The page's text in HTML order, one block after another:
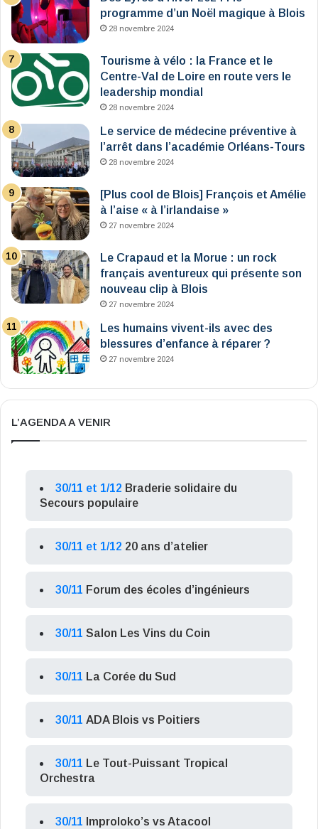
programme d’un Noël magique à Blois
28 novembre 2024
Tourisme à vélo : la France et le
Centre-Val de Loire en route vers le
leadership mondial
28 novembre 2024
Le service de médecine préventive à
l’arrêt dans l’académie Orléans-Tours
28 novembre 2024
[Plus cool de Blois] François et Amélie
à l’aise « à l’irlandaise »
27 novembre 2024
Le Crapaud et la Morue : un rock
français aventureux qui présente son
nouveau clip à Blois
27 novembre 2024
Les humains vivent-ils avec des
blessures d’enfance à réparer ?
27 novembre 2024
L’AGENDA A VENIR
30/11 et 1/12 Braderie solidaire du
Secours populaire
30/11 et 1/12 20 ans d’atelier
30/11 Forum des écoles d’ingénieurs
30/11 Salon Les Vins du Coin
30/11 La Corée du Sud
30/11 ADA Blois vs Poitiers
30/11 Le Tout-Puissant Tropical
Orchestra
30/11 Improloko’s vs Atacool